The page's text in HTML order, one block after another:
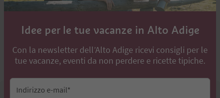
Leaflet |©OpenStreetMapContributors
Contatti
Idee per le tue vacanze in Alto Adige
Con la newsletter dell’Alto Adige ricevi consigli per le
tue vacanze, eventi da non perdere e ricette tipiche.
Indirizzo e-mail*